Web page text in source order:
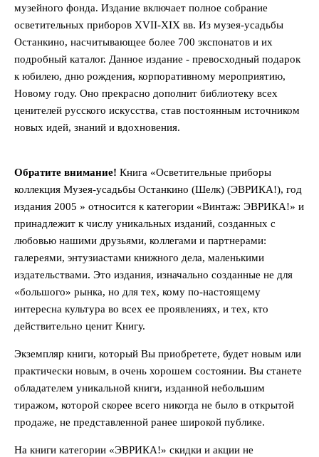
музейного фонда. Издание включает полное собрание
осветительных приборов XVII-XIX вв. Из музея-усадьбы
Останкино, насчитывающее более 700 экспонатов и их
подробный каталог. Данное издание - превосходный подарок
к юбилею, дню рождения, корпоративному мероприятию,
Новому году. Оно прекрасно дополнит библиотеку всех
ценителей русского искусства, став постоянным источником
новых идей, знаний и вдохновения.
Обратите внимание! Книга «Осветительные приборы
коллекция Музея-усадьбы Останкино (Шелк) (ЭВРИКА!), год
издания 2005 » относится к категории «Винтаж: ЭВРИКА!» и
принадлежит к числу уникальных изданий, созданных с
любовью нашими друзьями, коллегами и партнерами:
галереями, энтузиастами книжного дела, маленькими
издательствами. Это издания, изначально созданные не для
«большого» рынка, но для тех, кому по-настоящему
интересна культура во всех ее проявлениях, и тех, кто
действительно ценит Книгу.
Экземпляр книги, который Вы приобретете, будет новым или
практически новым, в очень хорошем состоянии. Вы станете
обладателем уникальной книги, изданной небольшим
тиражом, которой скорее всего никогда не было в открытой
продаже, не представленной ранее широкой публике.
На книги категории «ЭВРИКА!» скидки и акции не